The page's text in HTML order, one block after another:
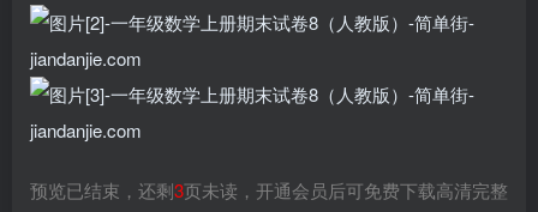
预览已结束，还剩3页未读，开通会员后可免费下载高清完整